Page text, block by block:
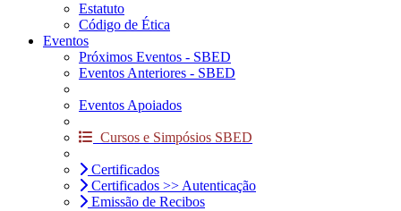
Estatuto
Código de Ética
Eventos
Próximos Eventos - SBED
Eventos Anteriores - SBED
Eventos Apoiados
Cursos e Simpósios SBED
Certificados
Certificados >> Autenticação
Emissão de Recibos